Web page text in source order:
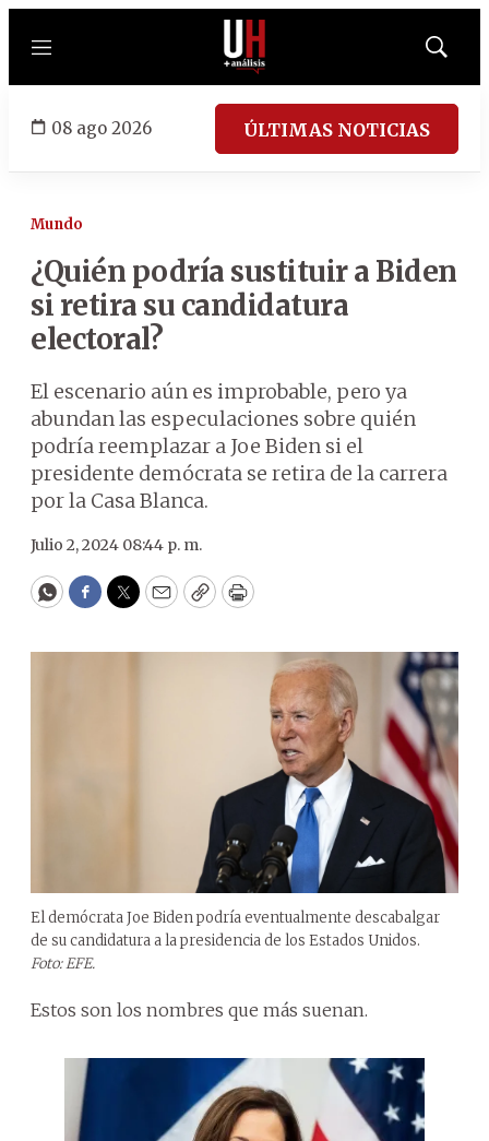
Menú
Mostrar
08 ago 2026 ÚLTIMAS NOTICIAS
Mundo
¿Quién podría sustituir a Biden
si retira su candidatura
electoral?
El escenario aún es improbable, pero ya
abundan las especulaciones sobre quién
podría reemplazar a Joe Biden si el
presidente demócrata se retira de la carrera
por la Casa Blanca.
Julio 2, 2024 08:44 p. m.
WhatsApp
Facebook
Twitter
EmailCopyPrint
El demócrata Joe Biden podría eventualmente descabalgar
de su candidatura a la presidencia de los Estados Unidos.
Foto: EFE.
Estos son los nombres que más suenan.